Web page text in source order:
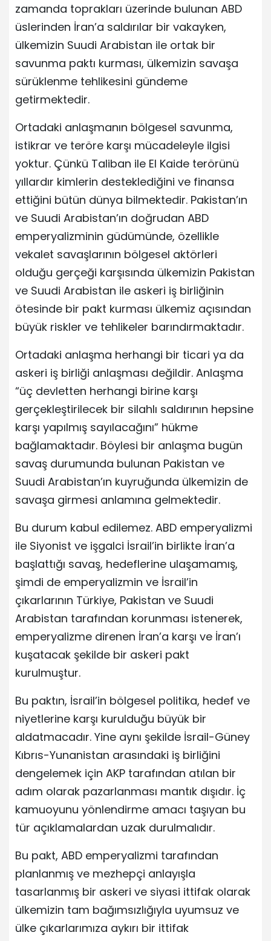
zamanda toprakları üzerinde bulunan ABD
üslerinden İran’a saldırılar bir vakayken,
ülkemizin Suudi Arabistan ile ortak bir
savunma paktı kurması, ülkemizin savaşa
sürüklenme tehlikesini gündeme
getirmektedir.
Ortadaki anlaşmanın bölgesel savunma,
istikrar ve teröre karşı mücadeleyle ilgisi
yoktur. Çünkü Taliban ile El Kaide terörünü
yıllardır kimlerin desteklediğini ve finansa
ettiğini bütün dünya bilmektedir. Pakistan’ın
ve Suudi Arabistan’ın doğrudan ABD
emperyalizminin güdümünde, özellikle
vekalet savaşlarının bölgesel aktörleri
olduğu gerçeği karşısında ülkemizin Pakistan
ve Suudi Arabistan ile askeri iş birliğinin
ötesinde bir pakt kurması ülkemiz açısından
büyük riskler ve tehlikeler barındırmaktadır.
Ortadaki anlaşma herhangi bir ticari ya da
askeri iş birliği anlaşması değildir. Anlaşma
“üç devletten herhangi birine karşı
gerçekleştirilecek bir silahlı saldırının hepsine
karşı yapılmış sayılacağını” hükme
bağlamaktadır. Böylesi bir anlaşma bugün
savaş durumunda bulunan Pakistan ve
Suudi Arabistan’ın kuyruğunda ülkemizin de
savaşa girmesi anlamına gelmektedir.
Bu durum kabul edilemez. ABD emperyalizmi
ile Siyonist ve işgalci İsrail’in birlikte İran’a
başlattığı savaş, hedeflerine ulaşamamış,
şimdi de emperyalizmin ve İsrail’in
çıkarlarının Türkiye, Pakistan ve Suudi
Arabistan tarafından korunması istenerek,
emperyalizme direnen İran’a karşı ve İran’ı
kuşatacak şekilde bir askeri pakt
kurulmuştur.
Bu paktın, İsrail’in bölgesel politika, hedef ve
niyetlerine karşı kurulduğu büyük bir
aldatmacadır. Yine aynı şekilde İsrail-Güney
Kıbrıs-Yunanistan arasındaki iş birliğini
dengelemek için AKP tarafından atılan bir
adım olarak pazarlanması mantık dışıdır. İç
kamuoyunu yönlendirme amacı taşıyan bu
tür açıklamalardan uzak durulmalıdır.
Bu pakt, ABD emperyalizmi tarafından
planlanmış ve mezhepçi anlayışla
tasarlanmış bir askeri ve siyasi ittifak olarak
ülkemizin tam bağımsızlığıyla uyumsuz ve
ülke çıkarlarımıza aykırı bir ittifak